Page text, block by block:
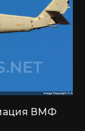
ВМФ